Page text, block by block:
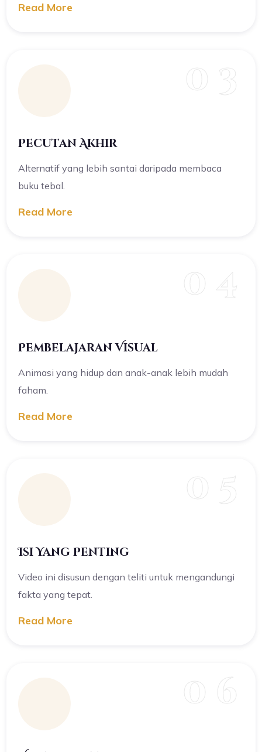
Read More
Pecutan Akhir
Alternatif yang lebih santai daripada membaca
buku tebal.
Read More
Pembelajaran Visual
Animasi yang hidup dan anak-anak lebih mudah
faham.
Read More
Isi Yang Penting
Video ini disusun dengan teliti untuk mengandungi
fakta yang tepat.
Read More